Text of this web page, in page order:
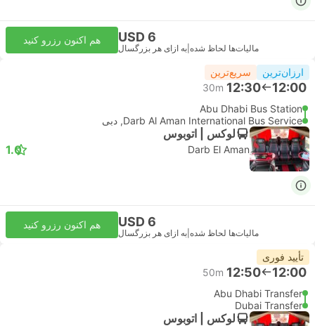
USD 6
مالیات‌ها لحاظ شده به ازای هر بزرگسال
هم اکنون رزرو کنید
ارزان‌ترین سریع‌ترین
12:00
12:30
30m
Abu Dhabi Bus Station
Darb Al Aman International Bus Service, دبی
لوکس | اتوبوس
Darb El Aman
1.0
USD 6
مالیات‌ها لحاظ شده به ازای هر بزرگسال
هم اکنون رزرو کنید
تأیید فوری
12:00
12:50
50m
Abu Dhabi Transfer
Dubai Transfer
لوکس | اتوبوس